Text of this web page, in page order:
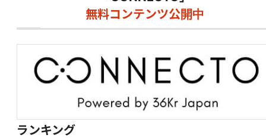
無料コンテンツ公開中
ランキング